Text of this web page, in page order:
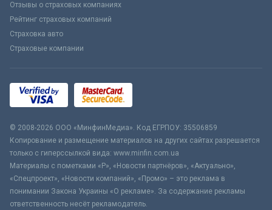
Отзывы о страховых компаниях
Рейтинг страховых компаний
Страховка авто
Страховые компании
© 2008-2026 ООО «МинфинМедиа». Код ЕГРПОУ: 35506859
Копирование и размещение материалов на других сайтах разрешается
только с гиперссылкой вида: www.minfin.com.ua
Материалы с пометками «Р», «Новости партнёров», «Актуально»,
«Спецпроект», «Новости компаний», «Промо» – это реклама в
понимании Закона Украины «О рекламе». За содержание рекламы
ответственность несёт рекламодатель.